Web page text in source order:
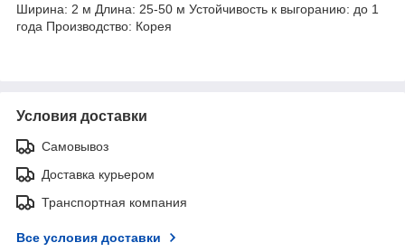
Ширина: 2 м Длина: 25-50 м Устойчивость к выгоранию: до 1
года Производство: Корея
Условия доставки
Самовывоз
Доставка курьером
Транспортная компания
Все условия доставки